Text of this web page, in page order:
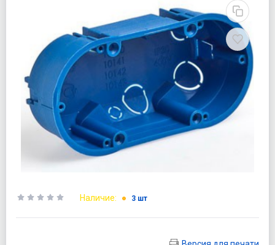
Наличие: 3 шт